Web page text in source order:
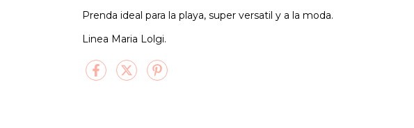
Prenda ideal para la playa, super versatil y a la moda.
Linea Maria Lolgi.